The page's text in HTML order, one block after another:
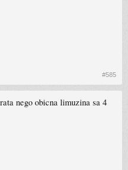
#585
nego obicna limuzina sa 4